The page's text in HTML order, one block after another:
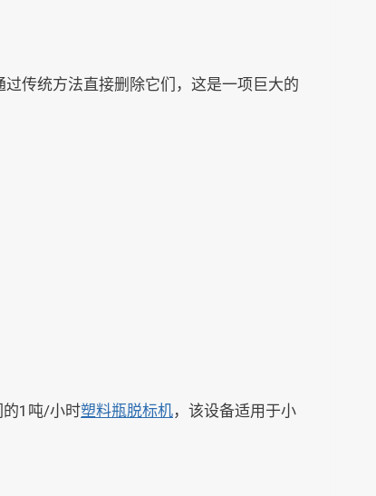
传统方法直接删除它们，这是一项巨大的
的1吨/小时塑料瓶脱标机，该设备适用于小